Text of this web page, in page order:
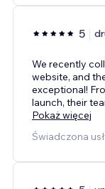
5
We recently
website, and
exceptional!
launch, their
Pokaż więcej
Świadczona